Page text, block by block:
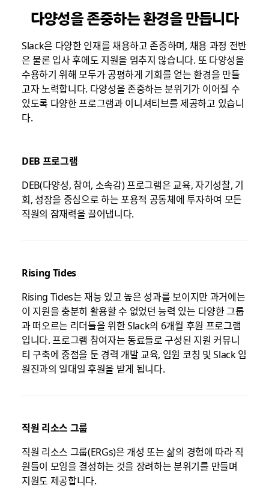
다양성을 존중하는 환경을 만듭니다
Slack은 다양한 인재를 채용하고 존중하며, 채용 과정 전반
은 물론 입사 후에도 지원을 멈추지 않습니다. 또 다양성을
수용하기 위해 모두가 공평하게 기회를 얻는 환경을 만들
고자 노력합니다. 다양성을 존중하는 분위기가 이어질 수
있도록 다양한 프로그램과 이니셔티브를 제공하고 있습니
다.
DEB 프로그램
DEB(다양성, 참여, 소속감) 프로그램은 교육, 자기성찰, 기
회, 성장을 중심으로 하는 포용적 공동체에 투자하여 모든
직원의 잠재력을 끌어냅니다.
Rising Tides
Rising Tides는 재능 있고 높은 성과를 보이지만 과거에는
이 지원을 충분히 활용할 수 없었던 능력 있는 다양한 그룹
과 떠오르는 리더들을 위한 Slack의 6개월 후원 프로그램
입니다. 프로그램 참여자는 동료들로 구성된 지원 커뮤니
티 구축에 중점을 둔 경력 개발 교육, 임원 코칭 및 Slack 임
원진과의 일대일 후원을 받게 됩니다.
직원 리소스 그룹
직원 리소스 그룹(ERGs)은 개성 또는 삶의 경험에 따라 직
원들이 모임을 결성하는 것을 장려하는 분위기를 만들며
지원도 제공합니다.